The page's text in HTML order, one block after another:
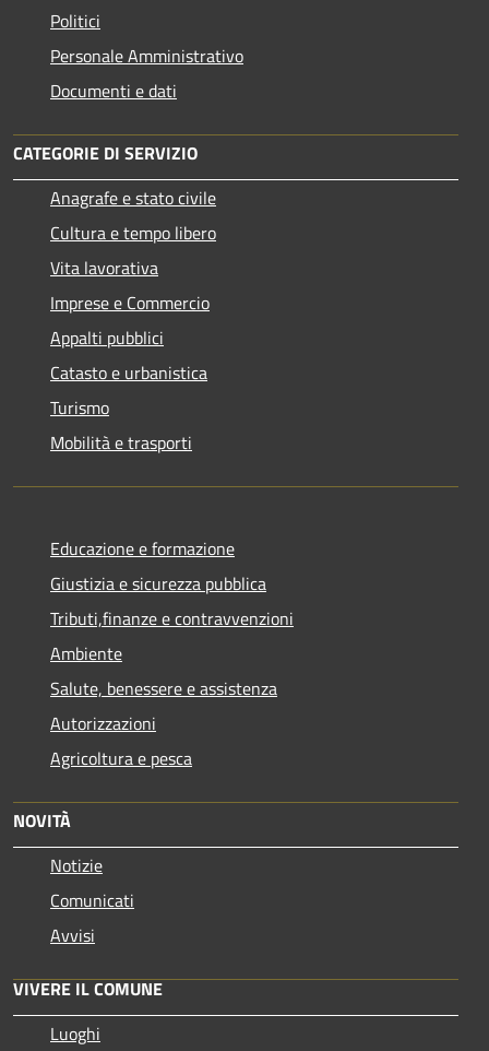
Politici
Personale Amministrativo
Documenti e dati
CATEGORIE DI SERVIZIO
Anagrafe e stato civile
Cultura e tempo libero
Vita lavorativa
Imprese e Commercio
Appalti pubblici
Catasto e urbanistica
Turismo
Mobilità e trasporti
Educazione e formazione
Giustizia e sicurezza pubblica
Tributi,finanze e contravvenzioni
Ambiente
Salute, benessere e assistenza
Autorizzazioni
Agricoltura e pesca
NOVITÀ
Notizie
Comunicati
Avvisi
VIVERE IL COMUNE
Luoghi